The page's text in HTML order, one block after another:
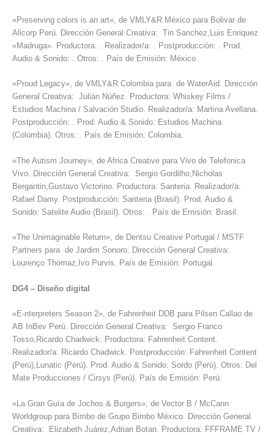
«Preserving colors is an art», de VMLY&R México para Bolivar de
Alicorp Perú. Dirección General Creativa: Tin Sanchez,Luis Enriquez
«Madruga». Productora: . Realizador/a: . Postproducción: . Prod.
Audio & Sonido: . Otros: . País de Emisión: México.
«Proud Legacy», de VMLY&R Colombia para de WaterAid. Dirección
General Creativa: Julián Núñez. Productora: Whiskey Films /
Estudios Machina / Salvación Studio. Realizador/a: Martina Avellana.
Postproducción: . Prod. Audio & Sonido: Estudios Machina
(Colombia). Otros: . País de Emisión: Colombia.
«The Autism Journey», de Africa Creative para Vivo de Telefonica
Vivo. Dirección General Creativa: Sergio Gordilho,Nicholas
Bergantin,Gustavo Victorino. Productora: Santeria. Realizador/a:
Rafael Damy. Postproducción: Santeria (Brasil). Prod. Audio &
Sonido: Satelite Audio (Brasil). Otros: . País de Emisión: Brasil.
«The Unimaginable Return», de Dentsu Creative Portugal / MSTF
Partners para de Jardim Sonoro. Dirección General Creativa:
Lourenço Thomaz,Ivo Purvis. País de Emisión: Portugal.
DG4 – Diseño digital
«E-nterpreters Season 2», de Fahrenheit DDB para Pilsen Callao de
AB InBev Perú. Dirección General Creativa: Sergio Franco
Tosso,Ricardo Chadwick. Productora: Fahrenheit Content.
Realizador/a: Ricardo Chadwick. Postproducción: Fahrenheit Content
(Perú),Lunatic (Perú). Prod. Audio & Sonido: Sordo (Perú). Otros: Del
Mate Producciones / Cirsys (Perú). País de Emisión: Perú.
«La Gran Guía de Jochos & Burgers», de Vector B / McCann
Worldgroup para Bimbo de Grupo Bimbo México. Dirección General
Creativa: Elizabeth Juárez,Adrian Botan. Productora: FFFRAME TV /